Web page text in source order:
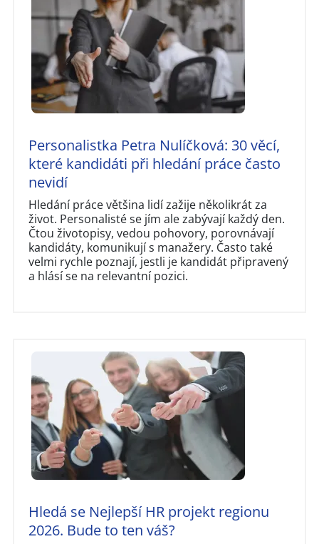
Personalistka Petra Nulíčková: 30 věcí,
které kandidáti při hledání práce často
nevidí
Hledání práce většina lidí zažije několikrát za
život. Personalisté se jím ale zabývají každý den.
Čtou životopisy, vedou pohovory, porovnávají
kandidáty, komunikují s manažery. Často také
velmi rychle poznají, jestli je kandidát připravený
a hlásí se na relevantní pozici.
Hledá se Nejlepší HR projekt regionu
2026. Bude to ten váš?